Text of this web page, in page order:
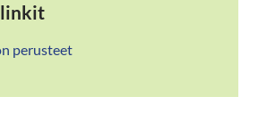
perusteet